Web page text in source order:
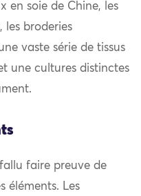
en soie de Chine, les
les broderies
vaste série de tissus
une cultures distinctes
fallu faire preuve de
éléments. Les